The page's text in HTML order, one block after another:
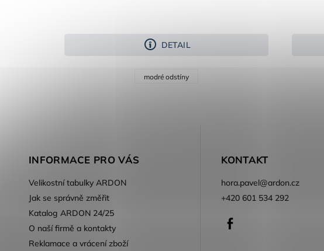
DETAIL
modré odstíny
INFORMACE PRO VÁS
Velikostní tabulky ARDON
Jak se správně změřit
Katalog ARDON 24/25
O naší firmě a kontakty
Reklamace a vrácení zboží
KONTAKT
hora.pavel@ardon.cz
+420 601 534 292